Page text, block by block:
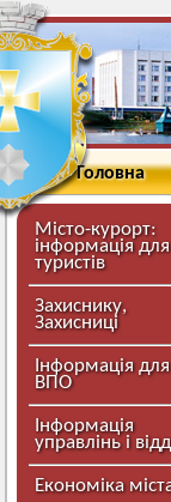
Головна
Місто-курорт:
інформація для
туристів
Захиснику,
Захисниці
Інформація для
ВПО
Інформація
управлінь і
Економіка